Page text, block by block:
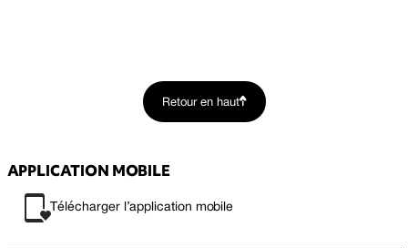
Retour en haut
APPLICATION MOBILE
Télécharger l’application mobile